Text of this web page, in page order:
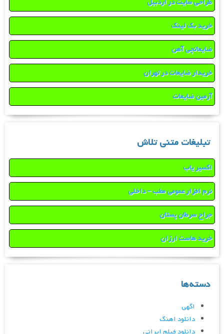
خرید بک لینک
ضایعاتچی آهن
خریدار ضایعات در تهران
آرمین ضایعات
تبلیغات متنی تلاش
اکسیر یاب
نرم افزار عمومی مطب – داخلی
جراح سرطان پستان
خرید هاست ارزان
دسته‌ها
اگهی
دانلود اهنگ